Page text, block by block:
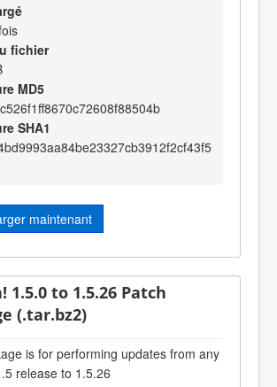
fichier
MD5
SHA1
maintenant
1.5.0 to 1.5.26 Patch
(.tar.bz2)
is for performing updates from any
release to 1.5.26